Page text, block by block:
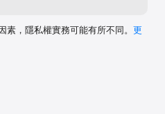
，隱私權實務可能有所不同。 更